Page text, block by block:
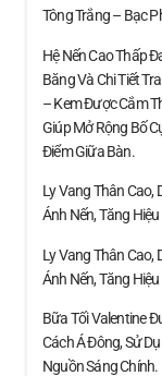
Tông Trắng – Bạc
Hệ Nến Cao Thấp
Băng Và Chi Tiết
– Kem Được Cắm
Giúp Mở Rộng Bố
Điểm Giữa Bàn.
Ly Vang Thân Cao,
Ánh Nến, Tăng
Ly Vang Thân Cao,
Ánh Nến, Tăng
Bữa Tối Valentine
Cách Á Đông, Sử
Nguồn Sáng